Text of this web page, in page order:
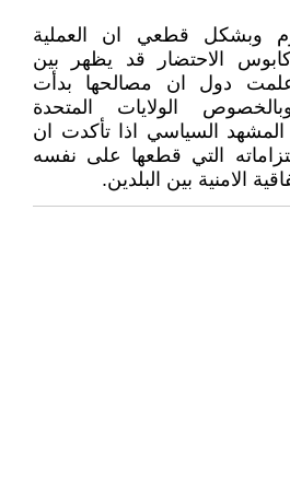
وبشكل قطعي ان العملية
الاحتضار قد يظهر بين
علمت دول ان مصالحها بدأت
الولايات المتحدة
المشهد السياسي اذا تأكدت ان
التي قطعها على نفسه
الامنية بين البلدين.